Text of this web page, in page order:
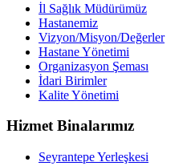
İl Sağlık Müdürümüz
Hastanemiz
Vizyon/Misyon/Değerler
Hastane Yönetimi
Organizasyon Şeması
İdari Birimler
Kalite Yönetimi
Hizmet Binalarımız
Seyrantepe Yerleşkesi